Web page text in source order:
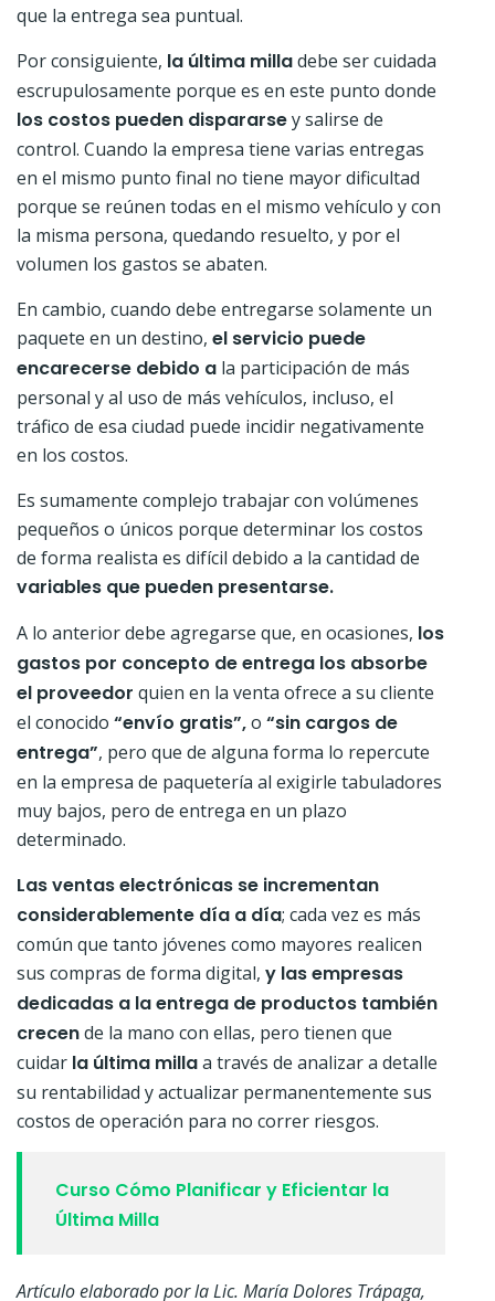
que la entrega sea puntual.
Por consiguiente, la última milladebe ser cuidada
escrupulosamente porque es en este punto donde
los costos pueden dispararsey salirse de
control. Cuando la empresa tiene varias entregas
en el mismo punto final no tiene mayor dificultad
porque se reúnen todas en el mismo vehículo y con
la misma persona, quedando resuelto, y por el
volumen los gastos se abaten.
En cambio, cuando debe entregarse solamente un
paquete en un destino, el servicio puede
encarecerse debido a la participación de más
personal y al uso de más vehículos, incluso, el
tráfico de esa ciudad puede incidir negativamente
en los costos.
Es sumamente complejo trabajar con volúmenes
pequeños o únicos porque determinar los costos
de forma realista es difícil debido a la cantidad de
variables que pueden presentarse.
A lo anterior debe agregarse que, en ocasiones, los
gastos por concepto de entrega los absorbe
el proveedor quien en la venta ofrece a su cliente
el conocido “envío gratis”,o “sin cargos de
entrega”, pero que de alguna forma lo repercute
en la empresa de paquetería al exigirle tabuladores
muy bajos, pero de entrega en un plazo
determinado.
Las ventas electrónicas se incrementan
considerablemente día a día; cada vez es más
común que tanto jóvenes como mayores realicen
sus compras de forma digital, y las empresas
dedicadas a la entrega de productos también
crecende la mano con ellas, pero tienen que
cuidar la última millaa través de analizar a detalle
su rentabilidad y actualizar permanentemente sus
costos de operación para no correr riesgos.
Curso Cómo Planificar y Eficientar la
Última Milla
Artículo elaborado por la Lic. María Dolores Trápaga,